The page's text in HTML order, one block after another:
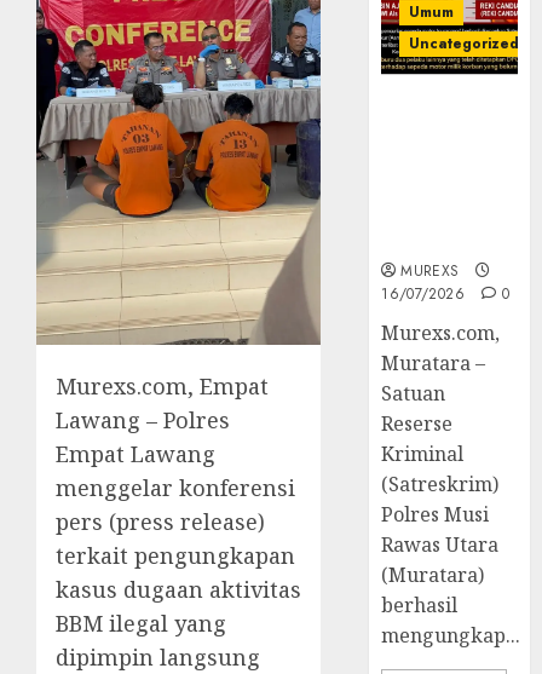
Murexs.com, Empat
Lawang – Polres
Empat Lawang
menggelar konferensi
pers (press release)
terkait pengungkapan
kasus dugaan aktivitas
BBM ilegal yang
dipimpin langsung
Umum
Uncategorized
MUREXS
16/07/2026
0
Murexs.com,
Muratara –
Satuan
Reserse
Kriminal
(Satreskrim)
Polres Musi
Rawas Utara
(Muratara)
berhasil
mengungkap...